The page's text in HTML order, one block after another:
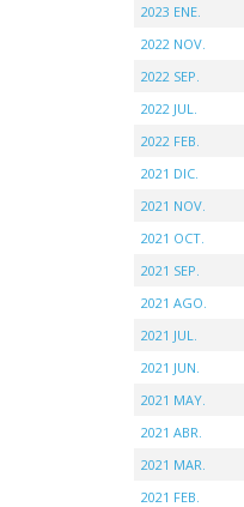
2023 ENE.
2022 NOV.
2022 SEP.
2022 JUL.
2022 FEB.
2021 DIC.
2021 NOV.
2021 OCT.
2021 SEP.
2021 AGO.
2021 JUL.
2021 JUN.
2021 MAY.
2021 ABR.
2021 MAR.
2021 FEB.